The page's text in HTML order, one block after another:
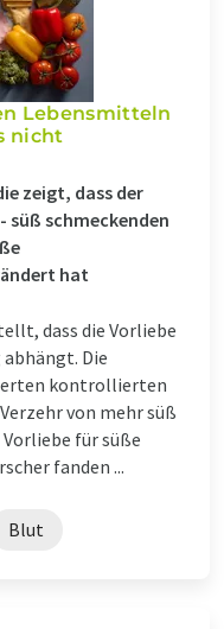
Lebensmitteln
nicht
zeigt, dass der
süß schmeckenden
hat
dass die Vorliebe
Die
kontrollierten
von mehr süß
für süße
fanden ...
Blut